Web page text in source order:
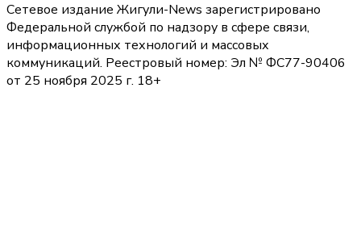
Сетевое издание Жигули-News зарегистрировано
Федеральной службой по надзору в сфере связи,
информационных технологий и массовых
коммуникаций. Реестровый номер: Эл № ФС77-90406
от 25 ноября 2025 г. 18+